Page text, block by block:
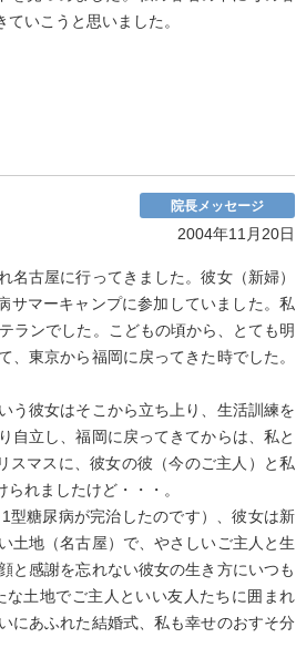
いこうと思いました。
院長メッセージ
2004年11月20日
古屋に行ってきました。彼女（新婦）
サマーキャンプに参加していました。私
ランでした。こどもの頃から、とても明
東京から福岡に戻ってきた時でした。
う彼女はそこから立ち上り、生活訓練を
自立し、福岡に戻ってきてからは、私と
スマスに、彼女の彼（今のご主人）と私
れましたけど・・・。
型糖尿病が完治したのです）、彼女は新
土地（名古屋）で、やさしいご主人と生
と感謝を忘れない彼女の生き方にいつも
土地でご主人といい友人たちに囲まれ
にあふれた結婚式、私も幸せのおすそ分